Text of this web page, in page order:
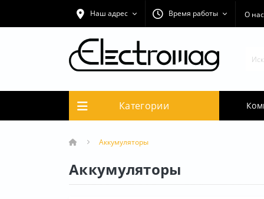
Наш адрес Время работы О нас
Категории
Аккумуляторы
Аккумуляторы